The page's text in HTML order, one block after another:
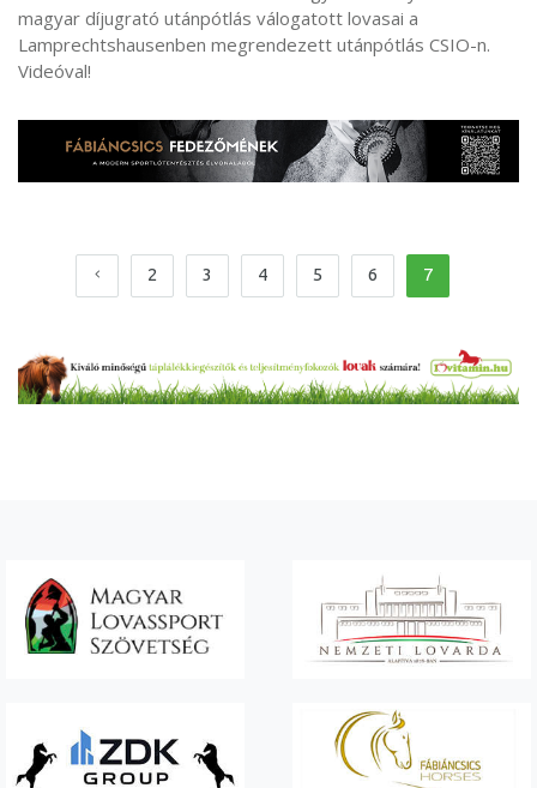
magyar díjugrató utánpótlás válogatott lovasai a
Lamprechtshausenben megrendezett utánpótlás CSIO-n.
Videóval!
2 3 4 5 6 7